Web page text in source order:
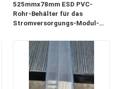
525mmx78mm ESD PVC-
Rohr-Behälter für das
Stromversorgungs-Modul-